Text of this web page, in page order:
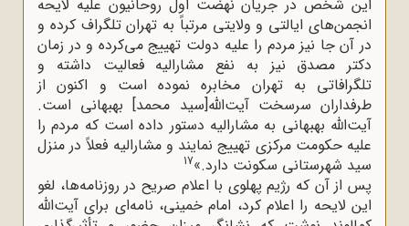
این شخص در جریان نهضت اول روحانیون علیه لایحه
انجمن‌های ایالتی و ولایتی مرتباً به تهران تلگراف کرده و
در آن جا نیز مردم را علیه دولت تهییج می‌کرده و در زمان
دکتر مصدق نیز به نفع مشارالیه فعالیت داشته و
تلگرافاتی به تهران مخابره نموده است و اکنون از
طرفداران سرسخت آیت‌الله[سید محمد] بهبهانی است.
آیت‌الله بهبهانی به مشارالیه دستور داده است که مردم را
علیه حکومت مرکزی تهییج نمایند و مشارالیه فعلاً در منزل
سید شهرستانی سکونت دارد.»17
پس از آن که رژیم پهلوی با اعلام صریح در روزنامه‌ها، لغو
این لایحه را اعلام کرد، امام خمینی، نامه‌ای برای آیت‌الله